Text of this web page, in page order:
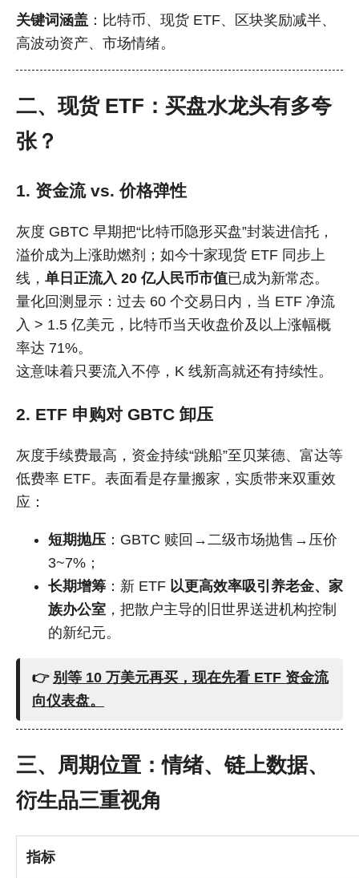
关键词涵盖 ：比特币、现货 ETF、区块奖励减半、
高波动资产、市场情绪。
二、现货 ETF：买盘水龙头有多夸
张？
1. 资金流 vs. 价格弹性
灰度 GBTC 早期把“比特币隐形买盘”封装进信托，
溢价成为上涨助燃剂；如今十家现货 ETF 同步上
线， 单日正流入 20 亿人民币市值已成为新常态。
量化回测显示：过去 60 个交易日内，当 ETF 净流
入 > 1.5 亿美元，比特币当天收盘价及以上涨幅概
率达 71%。
这意味着只要流入不停，K 线新高就还有持续性。
2. ETF 申购对 GBTC 卸压
灰度手续费最高，资金持续“跳船”至贝莱德、富达等
低费率 ETF。表面看是存量搬家，实质带来双重效
应：
短期抛压 ：GBTC 赎回→二级市场抛售→压价
3~7%；
长期增筹 ：新 ETF 以更高效率吸引养老金、家
族办公室 ，把散户主导的旧世界送进机构控制
的新纪元。
👉 别等 10 万美元再买，现在先看 ETF 资金流
向仪表盘。
三、周期位置：情绪、链上数据、
衍生品三重视角
指标